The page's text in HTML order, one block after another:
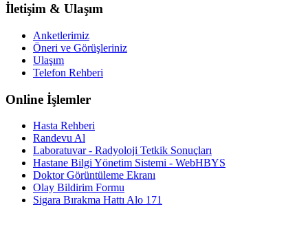
İletişim & Ulaşım
Anketlerimiz
Öneri ve Görüşleriniz
Ulaşım
Telefon Rehberi
Online İşlemler
Hasta Rehberi
Randevu Al
Laboratuvar - Radyoloji Tetkik Sonuçları
Hastane Bilgi Yönetim Sistemi - WebHBYS
Doktor Görüntüleme Ekranı
Olay Bildirim Formu
Sigara Bırakma Hattı Alo 171